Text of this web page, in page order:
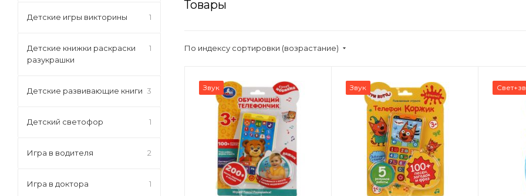
Товары
По индексу сортировки (возрастание)
Звук Звук
Детские игры викторины 1
Детские книжки раскраски
разукрашки
1
Детские развивающие книги 3
Детский светофор 1
Игра в водителя 2
Игра в доктора 1